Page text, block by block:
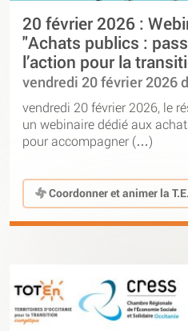
20 février 2026 :
"Achats publics :
l’action pour la
vendredi 20 février 2026
vendredi 20 février 2026, le
un webinaire dédié aux
pour accompagner (…)
Coordonner et animer la T.E.